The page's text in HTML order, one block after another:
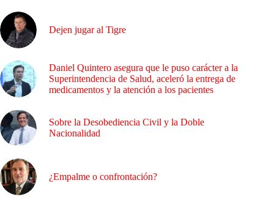
Dejen jugar al Tigre
Daniel Quintero asegura que le puso carácter a la
Superintendencia de Salud, aceleró la entrega de
medicamentos y la atención a los pacientes
Sobre la Desobediencia Civil y la Doble
Nacionalidad
¿Empalme o confrontación?